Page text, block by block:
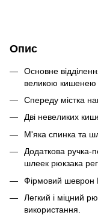
Опис
Основне
великою кишенею
Спереду містка
Дві невеликих
М'яка спинка та
Додаткова ручка-
шлеек рюкзака
Фірмовий шеврон
Легкий і міцний
використання.